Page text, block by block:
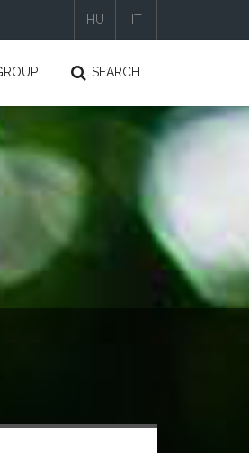
HU IT
SEARCH